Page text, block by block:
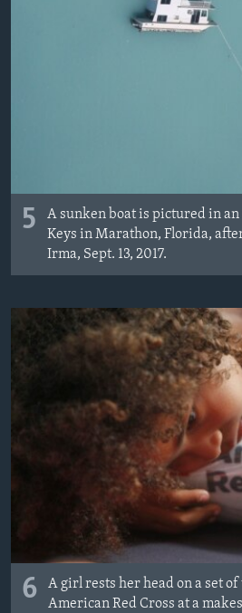
Jezici
5
A sunken boat is pictured in
Keys in Marathon, Florida,
Irma, Sept. 13, 2017.
6
A girl rests her head on a set
American Red Cross at a